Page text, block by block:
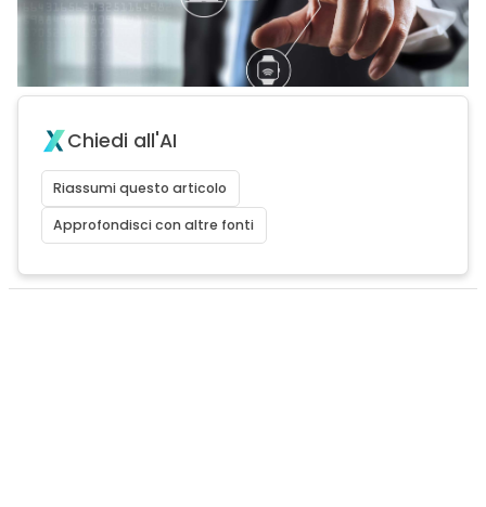
Chiedi all'AI
Riassumi questo articolo
Approfondisci con altre fonti